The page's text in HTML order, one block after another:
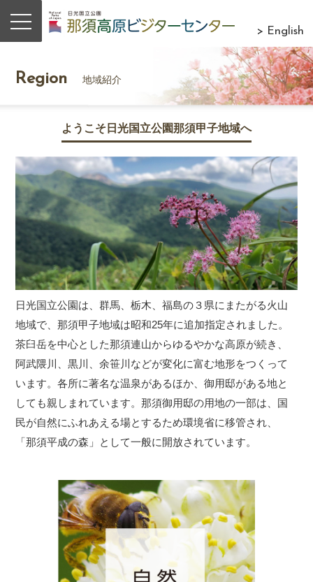
> English
Region 地域紹介
ようこそ日光国立公園那須甲子地域へ
日光国立公園は、群馬、栃木、福島の３県にまたがる火山
地域で、那須甲子地域は昭和25年に追加指定されました。
茶臼岳を中心とした那須連山からゆるやかな高原が続き、
阿武隈川、黒川、余笹川などが変化に富む地形をつくって
います。各所に著名な温泉があるほか、御用邸がある地と
しても親しまれています。那須御用邸の用地の一部は、国
民が自然にふれあえる場とするため環境省に移管され、
「那須平成の森」として一般に開放されています。